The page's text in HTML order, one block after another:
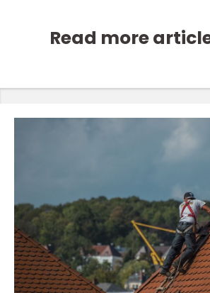
Read more